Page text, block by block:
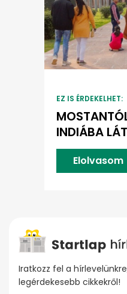
EZ IS ÉRDEKELHET:
INDIÁBA
Elolvasom
Iratkozz fel a
legérdekesebb cikkekről!